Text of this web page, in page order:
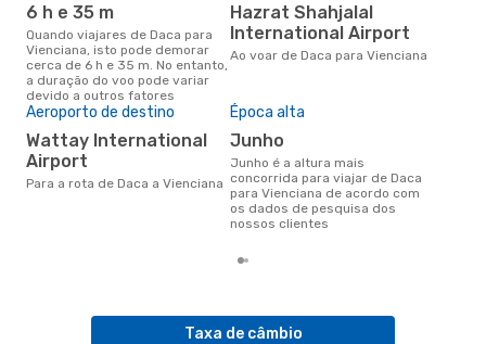
6 h e 35 m
Quando viajares de Daca para
Vienciana, isto pode demorar
cerca de 6 h e 35 m. No entanto,
a duração do voo pode variar
devido a outros fatores
Hazrat Shahjalal
International Airport
Ao voar de Daca para Vienciana
Aeroporto de destino
Wattay International
Airport
Para a rota de Daca a Vienciana
Época alta
junho
junho é a altura mais
concorrida para viajar de Daca
para Vienciana de acordo com
os dados de pesquisa dos
nossos clientes
Taxa de câmbio